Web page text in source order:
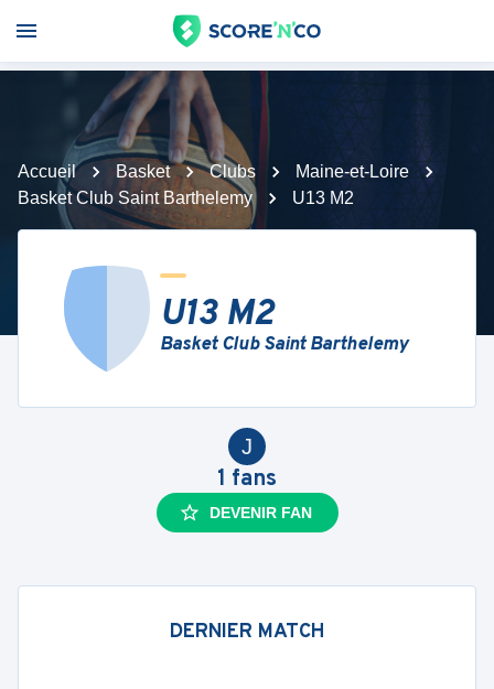
Accueil Basket Clubs
Maine-et-Loire
Basket Club Saint Barthelemy
U13 M2
U13 M2
Basket Club Saint Barthelemy
J
1 fans
DEVENIR FAN
DERNIER MATCH